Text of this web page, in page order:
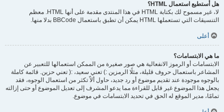
هل أستطيع استعمال HTML؟
لا، غير مسموح لك بكتابة HTML في هذا المنتدى مقدمة على أنها HTML. معظم
التنسيقات التي تستعملها HTML يمكن أن تطبق باستعمال BBCode بدلا منها.
أعلى
ما هي الابتسامات؟
الابتسامات أو الرموز الانفعالية هي صور صغيرة من الممكن استعمالها للتعبير عن
المشاعر باستعمال حروف قليلة، مثلًا الرمزين :) تعني سعيد، :( تعني حزين. قائمة كاملة
بالوجوه موجودة عند تقديم موضوع أو رد جديد، حاول ألاّ تكثر من استعمال الوجوه، فقد
يجعل هذا الموضوع غير قابل للقراءة مما يدعو المشرف إلى تعديل الموضوع أو حتى إزالته
تمامًا، مدير الموقع له الحق في تحديد الابتسامات في موضوع.